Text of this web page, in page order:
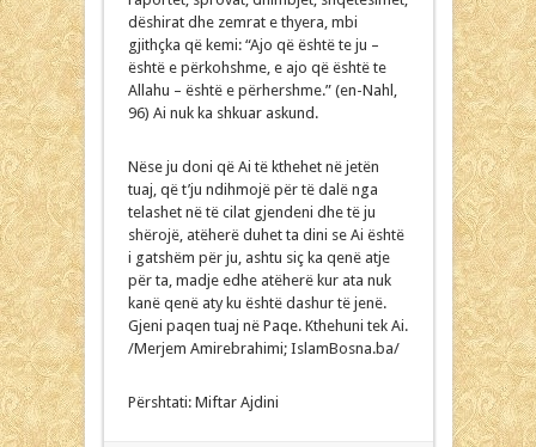
dëshirat dhe zemrat e thyera, mbi
gjithçka që kemi: “Ajo që është te ju –
është e përkohshme, e ajo që është te
Allahu – është e përhershme.” (en-Nahl,
96) Ai nuk ka shkuar askund.
Nëse ju doni që Ai të kthehet në jetën
tuaj, që t’ju ndihmojë për të dalë nga
telashet në të cilat gjendeni dhe të ju
shërojë, atëherë duhet ta dini se Ai është
i gatshëm për ju, ashtu siç ka qenë atje
për ta, madje edhe atëherë kur ata nuk
kanë qenë aty ku është dashur të jenë.
Gjeni paqen tuaj në Paqe. Kthehuni tek Ai.
/Merjem Amirebrahimi; IslamBosna.ba/
Përshtati: Miftar Ajdini